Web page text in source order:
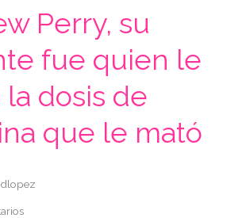
Perry, su
fue quien le
dosis de
que le mató